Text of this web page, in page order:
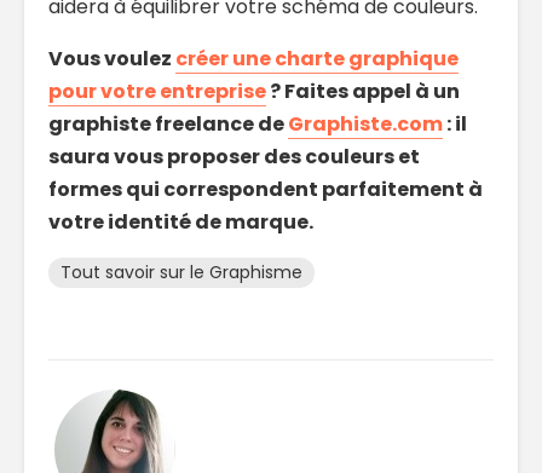
aidera à équilibrer votre schéma de couleurs.
Vous voulez créer une charte graphique
pour votre entreprise? Faites appel à un
graphiste freelance deGraphiste.com: il
saura vous proposer des couleurs et
formes qui correspondent parfaitement à
votre identité de marque.
Tout savoir sur le Graphisme